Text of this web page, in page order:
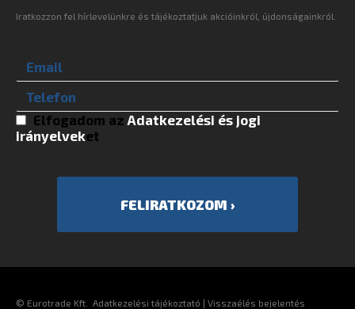
Iratkozzon fel hírlevelünkre és tájékoztatjuk akcióinkról, újdonságainkról.
Elfogadom az Adatkezelési és jogi
irányelveket
© Eurotrade Kft. Adatkezelési tájékoztató | Visszaélés bejelentés